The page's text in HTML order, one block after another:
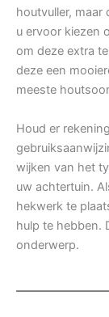
houtvuller,
u ervoor kiezen
om deze extra
deze een
meeste
Houd er
wijken van het
uw achtertuin.
hekwerk te
hulp te hebben.
onderwerp.